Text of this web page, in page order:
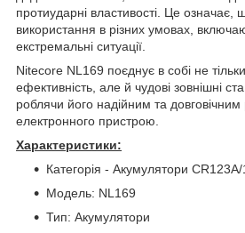
протиударні властивості. Це означає,
використання в різних умовах,
екстремальні ситуації.
Nitecore NL169 поєднує в собі не
ефективність, але й чудові зовнішні
роблячи його надійним та
електронного пристрою.
Характеристики:
Категорія - Акумулятори
Модель: NL169
Тип: Акумулятори